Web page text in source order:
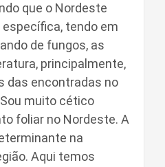
que o Nordeste
tendo em
de fungos, as
principalmente,
das encontradas no
muito cético
foliar no Nordeste. A
na
Aqui temos